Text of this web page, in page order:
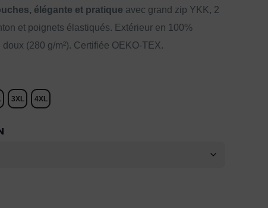
élégante et pratique avec grand zip YKK, 2
et poignets élastiqués. Extérieur en 100%
(280 g/m²). Certifiée OEKO-TEX.
3XL 4XL